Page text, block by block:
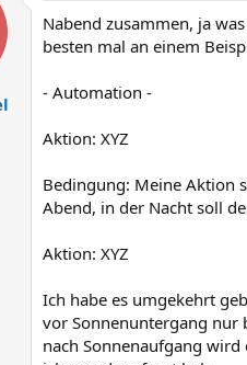
e
l
a
Nabend zusammen, ja
besten mal an einem
- Automation -
Aktion: XYZ
Bedingung: Meine Aktion
Abend, in der Nacht soll
Aktion: XYZ
Ich habe es umgekehrt
vor Sonnenuntergang nur
nach Sonnenaufgang